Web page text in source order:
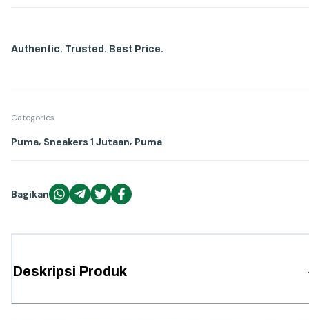
Authentic. Trusted. Best Price.
Categories
Puma, Sneakers 1 Jutaan, Puma
Bagikan
Deskripsi Produk